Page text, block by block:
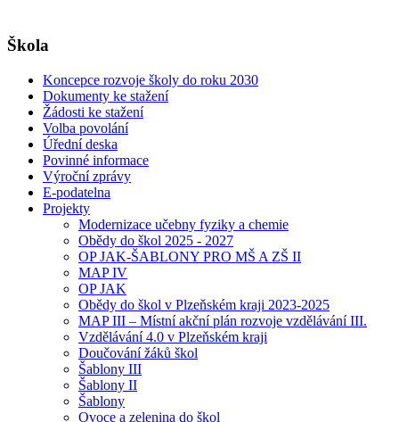
Škola
Koncepce rozvoje školy do roku 2030
Dokumenty ke stažení
Žádosti ke stažení
Volba povolání
Úřední deska
Povinné informace
Výroční zprávy
E-podatelna
Projekty
Modernizace učebny fyziky a chemie
Obědy do škol 2025 - 2027
OP JAK-ŠABLONY PRO MŠ A ZŠ II
MAP IV
OP JAK
Obědy do škol v Plzeňském kraji 2023-2025
MAP III – Místní akční plán rozvoje vzdělávání III.
Vzdělávání 4.0 v Plzeňském kraji
Doučování žáků škol
Šablony III
Šablony II
Šablony
Ovoce a zelenina do škol